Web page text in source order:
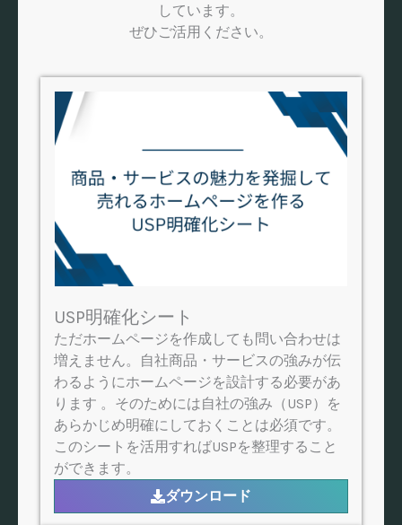
しています。
ぜひご活用ください。
USP明確化シート
ただホームページを作成しても問い合わせは
増えません。自社商品・サービスの強みが伝
わるようにホームページを設計する必要があ
ります 。そのためには自社の強み（USP）を
あらかじめ明確にしておくことは必須です。
このシートを活用すればUSPを整理すること
ができます。
ダウンロード